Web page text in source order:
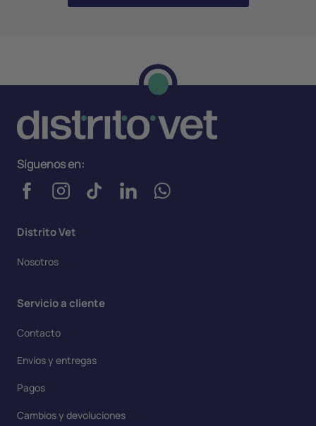
Distrito Vet
Nosotros
Servicio a cliente
Contacto
Envíos y entregas
Pagos
Cambios y devoluciones
Síguenos en: